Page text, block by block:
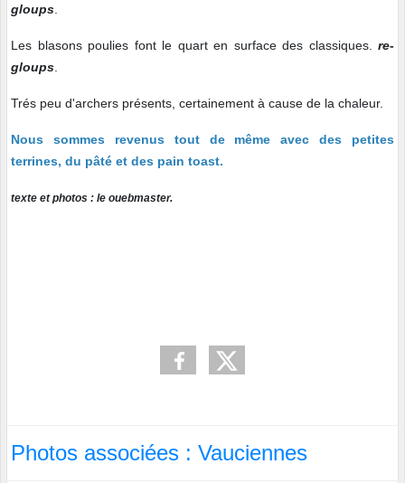
gloups
Les blasons poulies font le quart en surface des classiques.
re-
gloups
Trés peu d'archers présents, certainement à cause de la chaleur.
Nous sommes revenus tout de même avec des petites
terrines, du pâté et des pain toast.
texte et photos : le ouebmaster.
Photos associées : Vauciennes